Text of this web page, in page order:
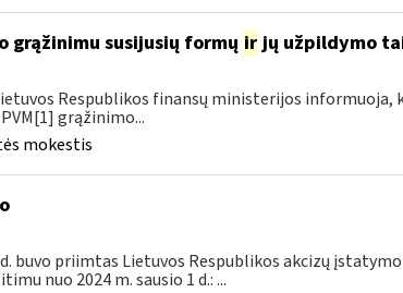
grąžinimu susijusių formų irjų užpildymo
Respublikos finansų ministerijos informuoja,
grąžinimo...
mokestis
buvo priimtas Lietuvos Respublikos akcizų
nuo 2024 m. sausio 1 d.: ...